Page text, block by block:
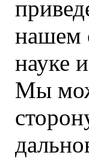
нашем
науке
Мы